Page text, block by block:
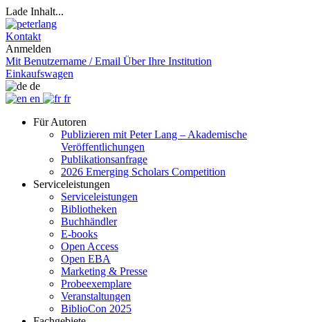
Lade Inhalt...
Kontakt
Anmelden
Mit Benutzername / Email Über Ihre Institution
Einkaufswagen
de
en
fr
Für Autoren
Publizieren mit Peter Lang – Akademische
Veröffentlichungen
Publikationsanfrage
2026 Emerging Scholars Competition
Serviceleistungen
Serviceleistungen
Bibliotheken
Buchhändler
E-books
Open Access
Open EBA
Marketing & Presse
Probeexemplare
Veranstaltungen
BiblioCon 2025